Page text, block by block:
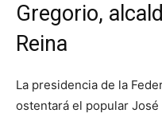
Gregorio,
Reina
La presidencia de la
ostentará el popular